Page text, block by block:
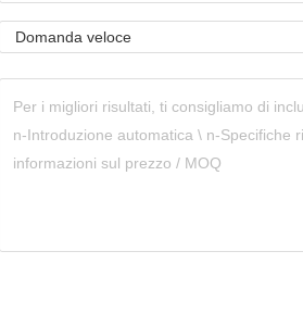
Domanda veloce